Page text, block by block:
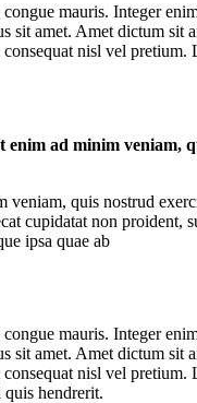
mauris. Integer
sit amet. Amet dictum sit
nisl vel
ad minim veniam,
quis nostrud
cupidatat non proident,
ipsa quae ab
mauris. Integer
sit amet. Amet dictum sit
nisl vel
hendrerit.